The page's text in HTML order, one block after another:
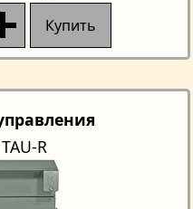
Купить
R